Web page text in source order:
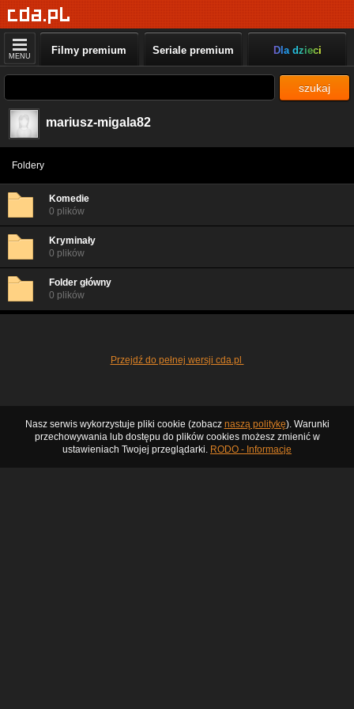
MENU Filmy premium Seriale premium Dla dzieci
szukaj
mariusz-migala82
Foldery
Komedie
0 plików
Kryminały
0 plików
Folder główny
0 plików
Przejdź do pełnej wersji cda.pl
Nasz serwis wykorzystuje pliki cookie (zobacz naszą politykę). Warunki
przechowywania lub dostępu do plików cookies możesz zmienić w
ustawieniach Twojej przeglądarki. RODO - Informacje